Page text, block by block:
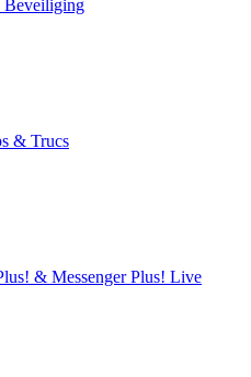
Beveiliging
& Trucs
& Messenger Plus! Live